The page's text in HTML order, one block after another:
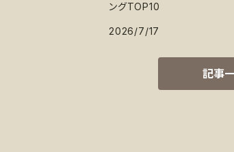
ングTOP10
2026/7/17
記事